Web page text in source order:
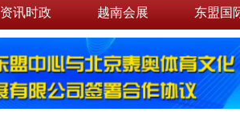
资讯时政 越南会展 东盟国